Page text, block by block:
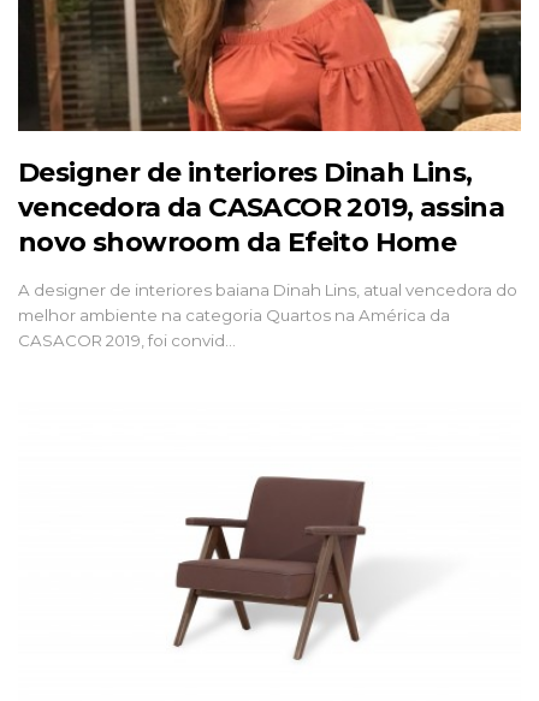
Designer de interiores Dinah Lins,
vencedora da CASACOR 2019, assina
novo showroom da Efeito Home
A designer de interiores baiana Dinah Lins, atual vencedora do
melhor ambiente na categoria Quartos na América da
CASACOR 2019, foi convid…